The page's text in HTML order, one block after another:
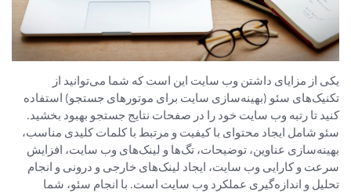
یکی از مزایای داشتن وب سایت این است که شما می‌توانید از
تکنیک‌های سئو (بهینه‌سازی سایت برای موتورهای جستجو) استفاده
کنید تا رتبه وب سایت خود را در صفحات نتایج جستجو بهبود بخشید.
سئو شامل ایجاد محتوای با کیفیت و مرتبط با کلمات کلیدی مناسب،
بهینه‌سازی عناوین، توضیحات، تگ‌ها و لینک‌های وب سایت، افزایش
سرعت و کارایی وب سایت، ایجاد لینک‌های خارجی و درونی و انجام
تحلیل و اندازه‌گیری عملکرد وب سایت است. با انجام سئو، شما